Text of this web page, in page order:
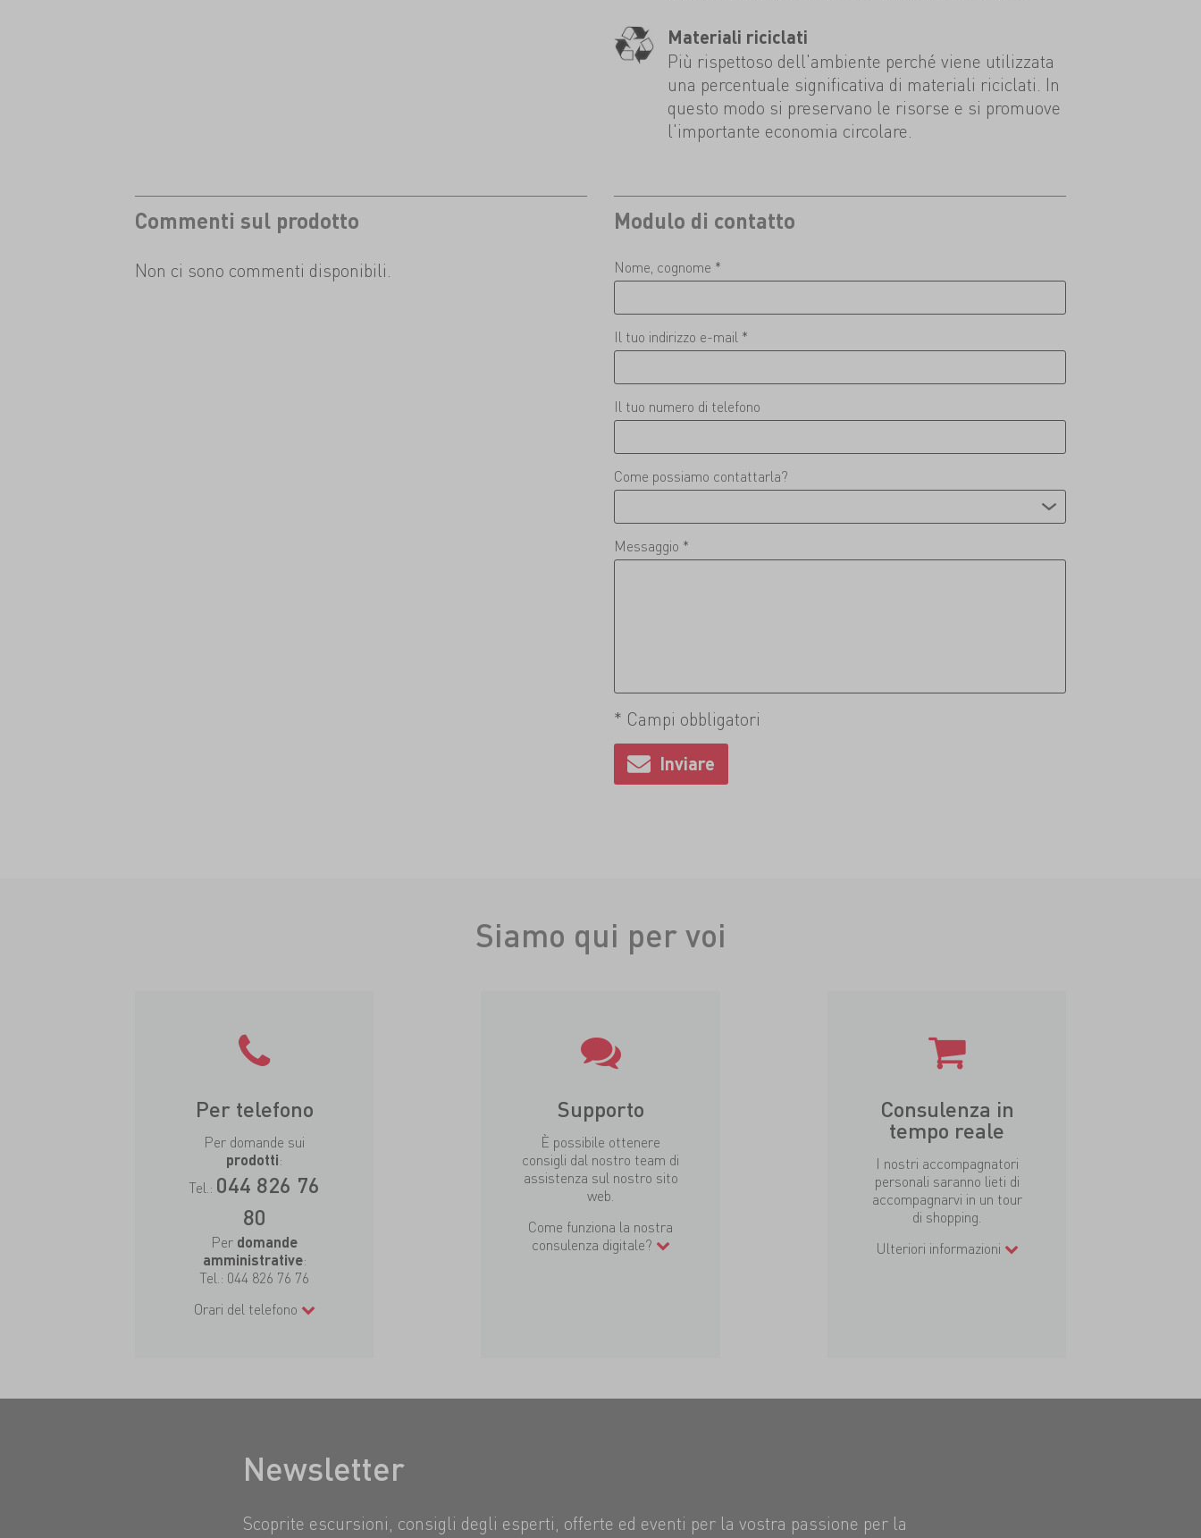
Materiali riciclati
Più rispettoso dell'ambiente perché viene utilizzata
una percentuale significativa di materiali riciclati. In
questo modo si preservano le risorse e si promuove
l'importante economia circolare.
Commenti sul prodotto
Non ci sono commenti disponibili.
Modulo di contatto
Nome, cognome *
Il tuo indirizzo e-mail *
Il tuo numero di telefono
Come possiamo contattarla?
Messaggio *
* Campi obbligatori
Siamo qui per voi
Per telefono
Per domande sui
prodotti:
Tel.: 044 826 76
80
Per domande
amministrative:
Tel.: 044 826 76 76
Orari del telefono
Supporto
È possibile ottenere
consigli dal nostro team di
assistenza sul nostro sito
web.
Come funziona la nostra
consulenza digitale?
Consulenza in
tempo reale
I nostri accompagnatori
personali saranno lieti di
accompagnarvi in un tour
di shopping.
Ulteriori informazioni
Newsletter
Scoprite escursioni, consigli degli esperti, offerte ed eventi per la vostra passione per la